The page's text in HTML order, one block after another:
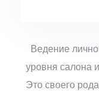
Ведение
уровня салона
Это своего